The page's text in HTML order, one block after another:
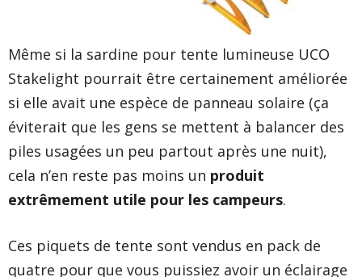
Même si la sardine pour tente lumineuse UCO
Stakelight pourrait être certainement améliorée
si elle avait une espèce de panneau solaire (ça
éviterait que les gens se mettent à balancer des
piles usagées un peu partout après une nuit),
cela n’en reste pas moins un produit
extrêmement utile pour les campeurs.
Ces piquets de tente sont vendus en pack de
quatre pour que vous puissiez avoir un éclairage